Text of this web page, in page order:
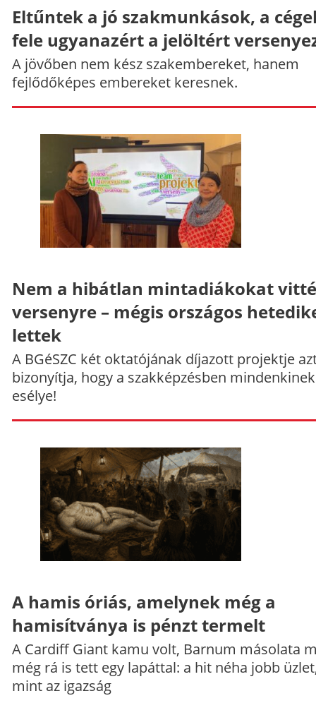
Eltűntek a jó szakmunkások, a
fele ugyanazért a jelöltért
A jövőben nem kész szakembereket, hanem
fejlődőképes embereket keresnek.
Nem a hibátlan mintadiákokat
versenyre – mégis országos
lettek
A BGéSZC két oktatójának díjazott projektje
bizonyítja, hogy a szakképzésben
esélye!
A hamis óriás, amelynek még a
hamisítványa is pénzt termelt
A Cardiff Giant kamu volt, Barnum másolata
még rá is tett egy lapáttal: a hit néha jobb
mint az igazság